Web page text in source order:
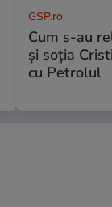
GSP.ro
Cum s-au
și soția
cu Petrolul